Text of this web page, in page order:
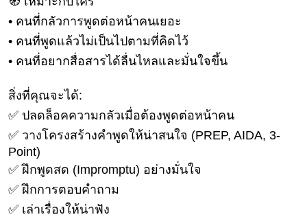
Music
Station
ละคร
บันเทิง
เกาหลี
ไลฟ์
ไตล์
ดูด
• คนที่กลัวการพูดต่อหน้าคนเยอะ
• คนที่พูดแล้วไม่เป็นไปตามที่คิดไว้
• คนที่อยากสื่อสารได้ลื่นไหลและมั่นใจขึ้น
สิ่งที่คุณจะได้:
✅ ปลดล็อคความกลัวเมื่อต้องพูดต่อหน้าคน
✅ วางโครงสร้างคำพูดให้น่าสนใจ (PREP, AIDA, 3-
Point)
✅ ฝึกพูดสด (Impromptu) อย่างมั่นใจ
✅ ฝึกการตอบคำถาม
✅ เล่าเรื่องให้น่าฟัง